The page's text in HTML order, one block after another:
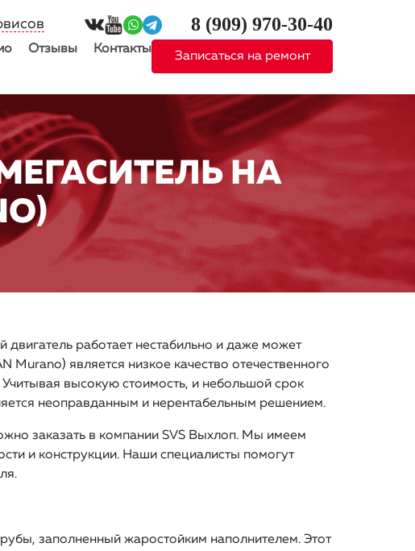
8 (909) 970-30-40
Отзывы Контакты
Записаться на ремонт
НА
работает нестабильно и даже может
является низкое качество отечественного
высокую стоимость, и небольшой срок
неоправданным и нерентабельным решением.
заказать в компании SVS Выхлоп. Мы имеем
и конструкции. Наши специалисты помогут
заполненный жаростойким наполнителем. Этот